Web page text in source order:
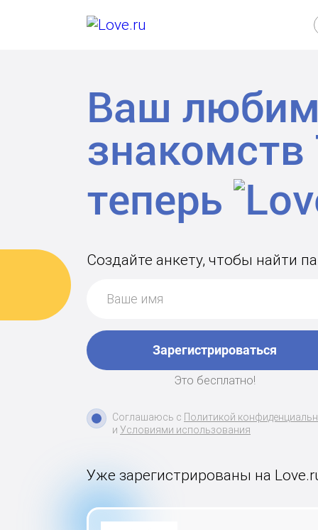
Ваш
знакомств
теперь
Создайте анкету, чтобы найти
Зарегистрироваться
Это бесплатно!
Соглашаюсь с Политикой
и Условиями использования
Уже зарегистрированы на